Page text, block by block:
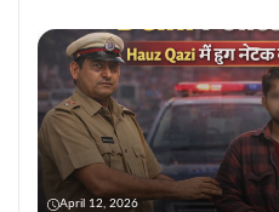
April 12, 2026